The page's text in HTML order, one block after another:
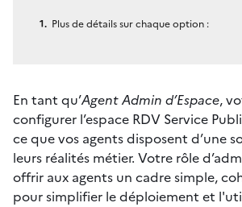
Plus de détails sur chaque option :
En tant qu’Agent Admin d’Espace,
configurer l’espace RDV Service
ce que vos agents disposent d’une
leurs réalités métier. Votre rôle
offrir aux agents un cadre simple,
pour simplifier le déploiement et